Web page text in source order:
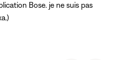
Bose. je ne suis pas